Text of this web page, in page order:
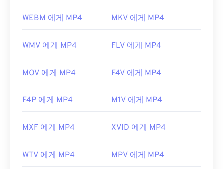
WEBM 에게 MP4 MKV 에게 MP4
WMV 에게 MP4 FLV 에게 MP4
MOV 에게 MP4 F4V 에게 MP4
F4P 에게 MP4 M1V 에게 MP4
MXF 에게 MP4 XVID 에게 MP4
WTV 에게 MP4 MPV 에게 MP4